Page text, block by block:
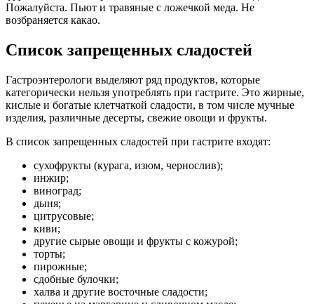
Пожалуйста. Пьют и травяные с ложечкой меда. Не
возбраняется какао.
Список запрещенных сладостей
Гастроэнтерологи выделяют ряд продуктов, которые
категорически нельзя употреблять при гастрите. Это жирные,
кислые и богатые клетчаткой сладости, в том числе мучные
изделия, различные десерты, свежие овощи и фрукты.
В список запрещенных сладостей при гастрите входят:
сухофрукты (курага, изюм, чернослив);
инжир;
виноград;
дыня;
цитрусовые;
киви;
другие сырые овощи и фрукты с кожурой;
торты;
пирожные;
сдобные булочки;
халва и другие восточные сладости;